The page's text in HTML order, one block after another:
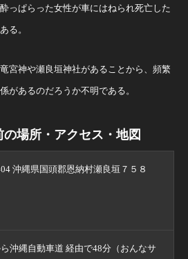
っぱらった女性が車にはねられ死亡した
る。
宮神や瀬良垣神社があることから、頻繁
があるのだろうか不明である。
場所・アクセス・地図
沖縄県国頭郡恩納村瀬良垣７５８
沖縄自動車道 経由で48分（おんなサ